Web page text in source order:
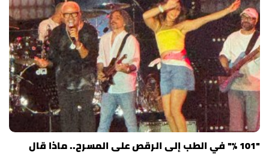
"101 %" في الطب إلى الرقص على المسرح.. ماذا قال